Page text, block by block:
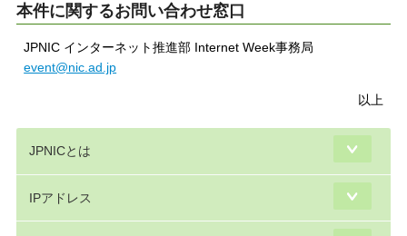
本件に関するお問い合わせ窓口
JPNIC インターネット推進部 Internet Week事務局
event@nic.ad.jp
以上
JPNICとは
IPアドレス